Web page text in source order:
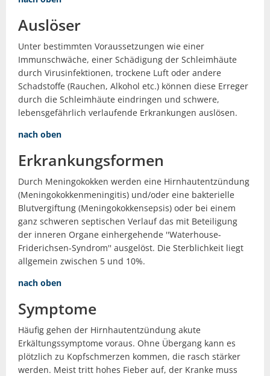
Auslöser
Unter bestimmten Voraussetzungen wie einer
Immunschwäche, einer Schädigung der Schleimhäute
durch Virusinfektionen, trockene Luft oder andere
Schadstoffe (Rauchen, Alkohol etc.) können diese Erreger
durch die Schleimhäute eindringen und schwere,
lebensgefährlich verlaufende Erkrankungen auslösen.
nach oben
Erkrankungsformen
Durch Meningokokken werden eine Hirnhautentzündung
(Meningokokkenmeningitis) und/oder eine bakterielle
Blutvergiftung (Meningokokkensepsis) oder bei einem
ganz schweren septischen Verlauf das mit Beteiligung
der inneren Organe einhergehende ''Waterhouse-
Friderichsen-Syndrom'' ausgelöst. Die Sterblichkeit liegt
allgemein zwischen 5 und 10%.
nach oben
Symptome
Häufig gehen der Hirnhautentzündung akute
Erkältungssymptome voraus. Ohne Übergang kann es
plötzlich zu Kopfschmerzen kommen, die rasch stärker
werden. Meist tritt hohes Fieber auf, der Kranke muss